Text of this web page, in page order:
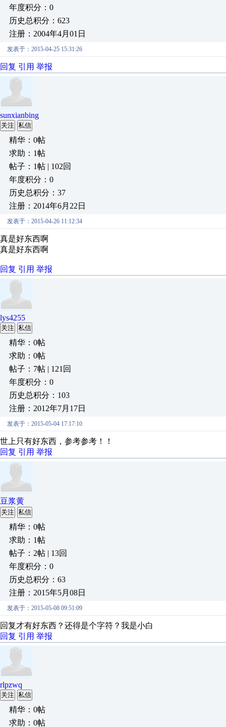
年度积分：0
历史总积分：623
注册：2004年4月01日
发表于：2015-04-25 15:31:26
回复 引用 举报
sunxianbing
关注 私信
精华：0帖
求助：1帖
帖子：1帖 | 102回
年度积分：0
历史总积分：37
注册：2014年6月22日
发表于：2015-04-26 11:12:34
真是好东西啊
真是好东西啊
回复 引用 举报
lys4255
关注 私信
精华：0帖
求助：0帖
帖子：7帖 | 121回
年度积分：0
历史总积分：103
注册：2012年7月17日
发表于：2015-05-04 17:17:10
世上只有好东西，参考参考！！
回复 引用 举报
豆浆黄
关注 私信
精华：0帖
求助：1帖
帖子：2帖 | 13回
年度积分：0
历史总积分：63
注册：2015年5月08日
发表于：2015-05-08 09:51:09
回复才有好东西？还得是个字符？我是小白
回复 引用 举报
rlpzwq
关注 私信
精华：0帖
求助：0帖